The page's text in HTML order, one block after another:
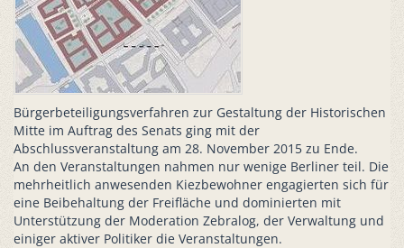
Bürgerbeteiligungsverfahren zur Gestaltung der Historischen
Mitte im Auftrag des Senats ging mit der
Abschlussveranstaltung am 28. November 2015 zu Ende.
An den Veranstaltungen nahmen nur wenige Berliner teil. Die
mehrheitlich anwesenden Kiezbewohner engagierten sich für
eine Beibehaltung der Freifläche und dominierten mit
Unterstützung der Moderation Zebralog, der Verwaltung und
einiger aktiver Politiker die Veranstaltungen.